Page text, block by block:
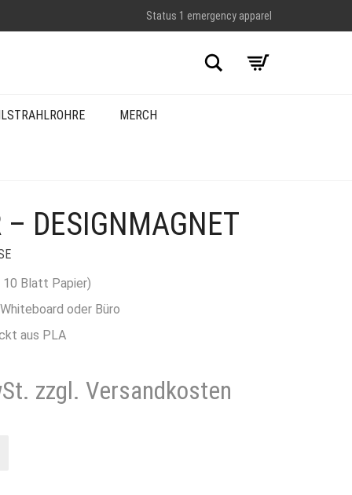
Status 1 emergency apparel
Suche
MERCH
– DESIGNMAGNET
Blatt Papier)
oder Büro
aus PLA
zzgl. Versandkosten